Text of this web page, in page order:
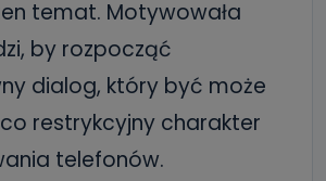
temat. Motywowała
by rozpocząć
dialog, który być może
restrykcyjny charakter
telefonów.